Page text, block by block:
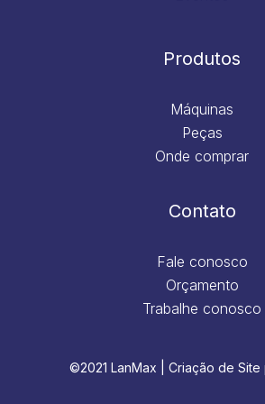
Produtos
Máquinas
Peças
Onde comprar
Contato
Fale conosco
Orçamento
Trabalhe conosco
©2021 LanMax | Criação de Site